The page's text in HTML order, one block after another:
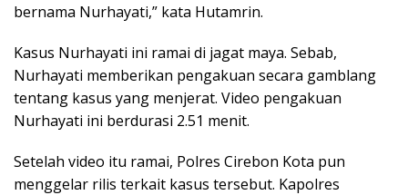
bernama Nurhayati,” kata Hutamrin.
Kasus Nurhayati ini ramai di jagat maya. Sebab,
Nurhayati memberikan pengakuan secara gamblang
tentang kasus yang menjerat. Video pengakuan
Nurhayati ini berdurasi 2.51 menit.
Setelah video itu ramai, Polres Cirebon Kota pun
menggelar rilis terkait kasus tersebut. Kapolres